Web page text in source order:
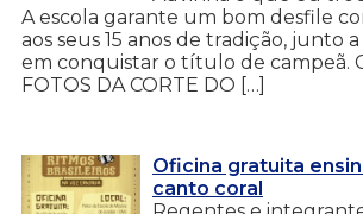
A escola garante um bom desfile
aos seus 15 anos de tradição, junto
em conquistar o título de campeã.
FOTOS DA CORTE DO […]
Oficina gratuita
canto coral